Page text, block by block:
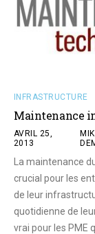
INFRASTRUCTURE
Maintenance
AVRIL 25,
2013
La maintenance
crucial pour les
de leur
quotidienne de
vrai pour les PME